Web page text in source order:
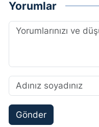
Yorumlar
Gönder